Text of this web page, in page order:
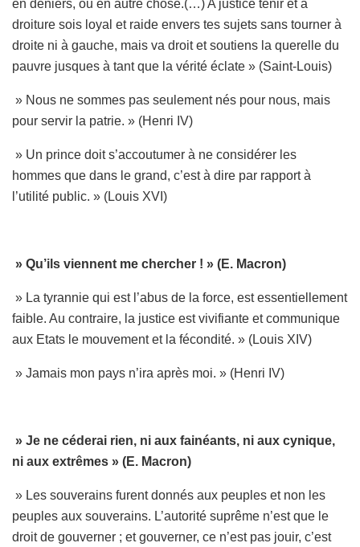
en deniers, ou en autre chose.(…) A justice tenir et a
droiture sois loyal et raide envers tes sujets sans tourner à
droite ni à gauche, mais va droit et soutiens la querelle du
pauvre jusques à tant que la vérité éclate » (Saint-Louis)
» Nous ne sommes pas seulement nés pour nous, mais
pour servir la patrie. » (Henri IV)
» Un prince doit s’accoutumer à ne considérer les
hommes que dans le grand, c’est à dire par rapport à
l’utilité public. » (Louis XVI)
» Qu’ils viennent me chercher ! » (E. Macron)
» La tyrannie qui est l’abus de la force, est essentiellement
faible. Au contraire, la justice est vivifiante et communique
aux Etats le mouvement et la fécondité. » (Louis XIV)
» Jamais mon pays n’ira après moi. » (Henri IV)
» Je ne céderai rien, ni aux fainéants, ni aux cynique,
ni aux extrêmes » (E. Macron)
» Les souverains furent donnés aux peuples et non les
peuples aux souverains. L’autorité suprême n’est que le
droit de gouverner ; et gouverner, ce n’est pas jouir, c’est